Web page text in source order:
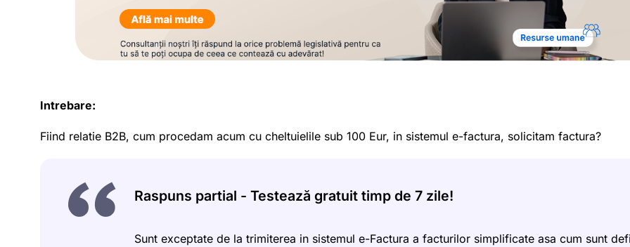
Intrebare:
Fiind relatie B2B, cum procedam acum cu cheltuielile sub 100 Eur, in sistemul e-factura, solicitam factura?
Raspuns partial - Testează gratuit timp de 7 zile!
Sunt exceptate de la trimiterea in sistemul e-Factura a facturilor simplificate asa cum sunt